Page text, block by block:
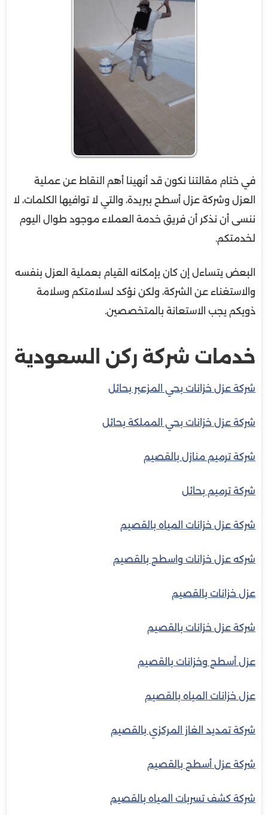
في ختام مقالتنا نكون قد أنهينا أهم النقاط عن عملية
العزل وشركة عزل أسطح ببريدة، والتي لا توافيها الكلمات، لا
ننسى أن نذكر أن فريق خدمة العملاء موجود طوال اليوم
لخدمتكم.
البعض يتساءل إن كان بإمكانه القيام بعملية العزل بنفسه
والاستغناء عن الشركة، ولكن نؤكد لسلامتكم وسلامة
ذويكم يجب الاستعانة بالمتخصصين.
خدمات شركة ركن السعودية
شركة عزل خزانات بحي المزعبر بحائل
شركة عزل خزانات بحي المملكة بحائل
شركة ترميم منازل بالقصيم
شركة ترميم بحائل
شركة عزل خزانات المياه بالقصيم
شركه عزل خزانات واسطح بالقصيم
عزل خزانات بالقصيم
شركة عزل خزانات بالقصيم
عزل أسطح وخزانات بالقصيم
عزل خزانات المياه بالقصيم
شركة تمديد الغاز المركزي بالقصيم
شركة عزل أسطح بالقصيم
شركة كشف تسربات المياه بالقصيم